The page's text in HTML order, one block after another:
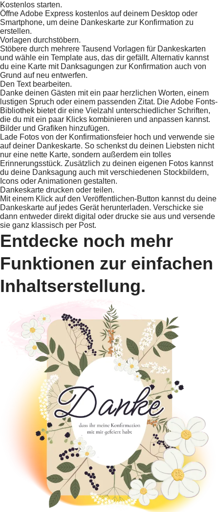
Kostenlos starten.
Öffne Adobe Express kostenlos auf deinem Desktop oder
Smartphone, um deine Dankeskarte zur Konfirmation zu
erstellen.
Vorlagen durchstöbern.
Stöbere durch mehrere Tausend Vorlagen für Dankeskarten
und wähle ein Template aus, das dir gefällt. Alternativ kannst
du eine Karte mit Danksagungen zur Konfirmation auch von
Grund auf neu entwerfen.
Den Text bearbeiten.
Danke deinen Gästen mit ein paar herzlichen Worten, einem
lustigen Spruch oder einem passenden Zitat. Die Adobe Fonts-
Bibliothek bietet dir eine Vielzahl unterschiedlicher Schriften,
die du mit ein paar Klicks kombinieren und anpassen kannst.
Bilder und Grafiken hinzufügen.
Lade Fotos von der Konfirmationsfeier hoch und verwende sie
auf deiner Dankeskarte. So schenkst du deinen Liebsten nicht
nur eine nette Karte, sondern außerdem ein tolles
Erinnerungsstück. Zusätzlich zu deinen eigenen Fotos kannst
du deine Danksagung auch mit verschiedenen Stockbildern,
Icons oder Animationen gestalten.
Dankeskarte drucken oder teilen.
Mit einem Klick auf den Veröffentlichen-Button kannst du deine
Dankeskarte auf jedes Gerät herunterladen. Verschicke sie
dann entweder direkt digital oder drucke sie aus und versende
sie ganz klassisch per Post.
Entdecke noch mehr
Funktionen zur einfachen
Inhaltserstellung.